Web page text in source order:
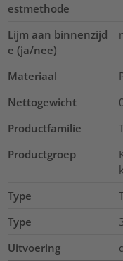
estmethode
Lijm aan binnenzijd
e (ja/nee)
Materiaal
Nettogewicht
Productfamilie
Productgroep
Type
Type
Uitvoering